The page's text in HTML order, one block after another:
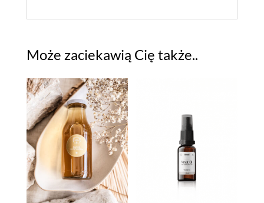
Może zaciekawią Cię także..